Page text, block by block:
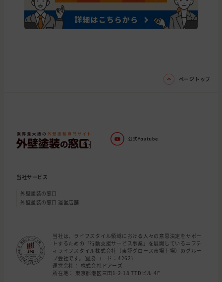
ページトップ
当社サービス
外壁塗装の窓口
外壁塗装の窓口 運営店舗
当社は、ライフスタイル領域における人々の意思決定をサポー
トするための「行動支援サービス事業」を展開しているニフテ
ィライフスタイル株式会社（東証グロース市場上場）のグルー
プ会社です。(証券コード：4262)
運営会社： 株式会社ドアーズ
所在地： 東京都港区三田1-2-18 TTDビル 4F